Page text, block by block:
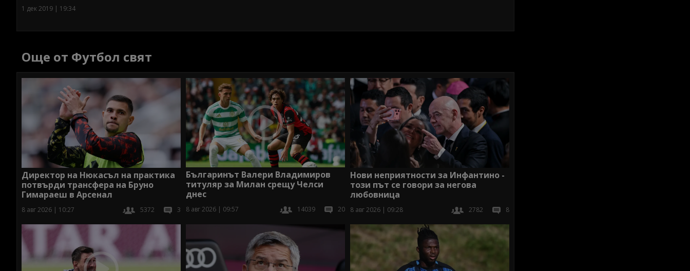
1 дек 2019 | 19:34
Още от Футбол свят
Директор на Нюкасъл на практика
потвърди трансфера на Бруно
Гимараеш в Арсенал
8 авг 2026 | 10:27 5372 3
Българинът Валери Владимиров
титуляр за Милан срещу Челси
днес
8 авг 2026 | 09:57 14039 20
Нови неприятности за Инфантино -
този път се говори за негова
любовница
8 авг 2026 | 09:28 2782 8